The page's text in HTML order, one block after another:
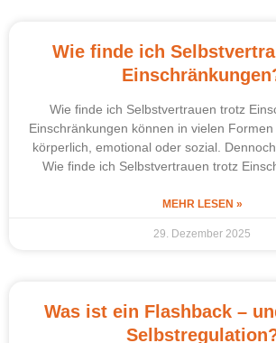
Wie finde ich
Wie finde ich Selbstvertrauen trotz
Einschränkungen können in vielen
körperlich, emotional oder sozial.
Wie finde ich Selbstvertrauen trotz
MEHR LESEN »
29. Dezember 2025
Was ist ein Flashback –